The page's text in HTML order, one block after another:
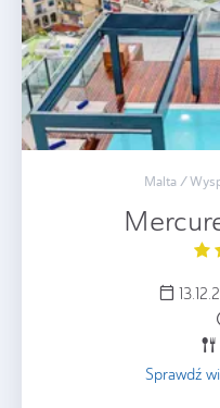
Malta /
Sprawdź